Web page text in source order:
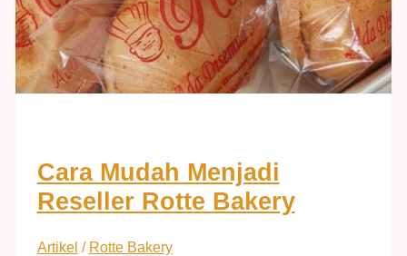
Cara Mudah Menjadi
Reseller Rotte Bakery
Artikel / Rotte Bakery